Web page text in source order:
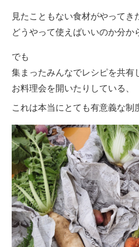
見たこともない食材がやってき
どうやって使えばいいのか分か
でも
集まったみんなでレシピを共有
お料理会を開いたりしている、
これは本当にとても有意義な制